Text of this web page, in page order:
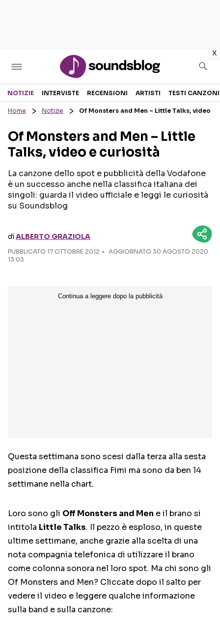
x
Sezioni
RECENSIONI MUSICALI
INTERVISTE
GOSSIP E CURIOSITÀ
TESTI CANZONI
TOUR ED EVENTI
TALENT SHOW
Seguici sui social
NOTIZIE INTERVISTE RECENSIONI ARTISTI TESTI CANZONI
Home Notizie Of Monsters and Men – Little Talks, video e
Of Monsters and Men – Little
Talks, video e curiosità
La canzone dello spot e pubblicità della Vodafone
è un successo anche nella classifica italiana dei
singoli: guarda il video ufficiale e leggi le curiosità
su Soundsblog
diALBERTO GRAZIOLA
PUBBLICATO 17 OTTOBRE 2012
AGGIORNATO 30 AGOSTO 2020
13:03
Questa settimana sono scesi dalla terza alla sesta
posizione della classifica Fimi ma sono da ben 14
settimane nella chart.
Loro sono gli Off Monsters and Men e il brano si
intitola Little Talks. Il pezzo è esploso, in queste
ultime settimane, anche grazie alla scelta di una
nota compagnia telefonica di utilizzare il brano
come colonna sonora nel loro spot. Ma chi sono gli
Of Monsters and Men? Cliccate dopo il salto per
vedere il video e leggere qualche informazione
sulla band e sulla canzone: